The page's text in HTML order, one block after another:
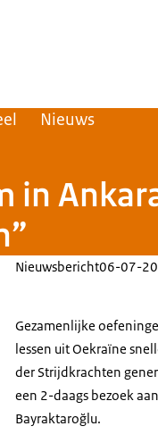
Nieuws
in
Nieuwsbericht06-07-
Gezamenlijke
lessen uit Oekraïne
der Strijdkrachten
een 2-daags bezoek
Bayraktaroğlu.